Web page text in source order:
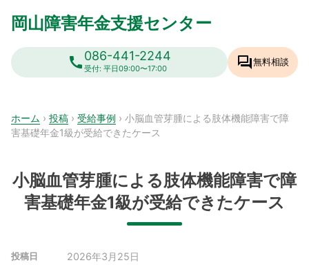
岡山障害年金支援センター
call086-441-2244
受付: 平日09:00〜17:00 forum無料相談
ホーム › 投稿 › 受給事例 › 小脳血管芽腫による肢体機能障害で障
害基礎年金1級が受給できたケース
小脳血管芽腫による肢体機能障害で障
害基礎年金1級が受給できたケース
投稿日 2026年3月25日